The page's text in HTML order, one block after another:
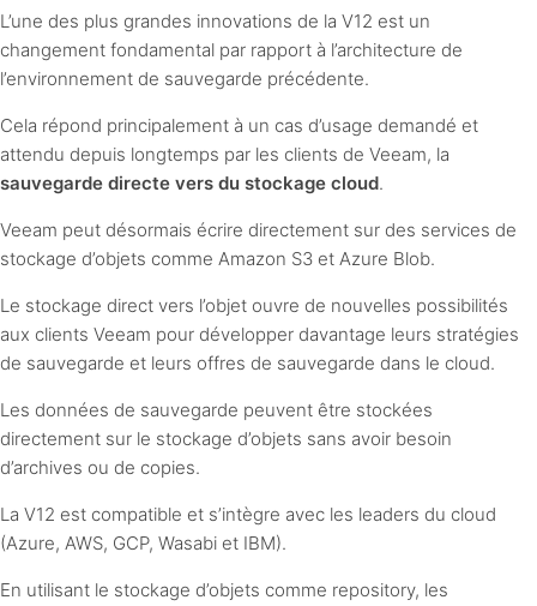
L’une des plus grandes innovations de la V12 est un
changement fondamental par rapport à l’architecture de
l’environnement de sauvegarde précédente.
Cela répond principalement à un cas d’usage demandé et
attendu depuis longtemps par les clients de Veeam, la
sauvegarde directe vers du stockage cloud.
Veeam peut désormais écrire directement sur des services de
stockage d’objets comme Amazon S3 et Azure Blob.
Le stockage direct vers l’objet ouvre de nouvelles possibilités
aux clients Veeam pour développer davantage leurs stratégies
de sauvegarde et leurs offres de sauvegarde dans le cloud.
Les données de sauvegarde peuvent être stockées
directement sur le stockage d’objets sans avoir besoin
d’archives ou de copies.
La V12 est compatible et s’intègre avec les leaders du cloud
(Azure, AWS, GCP, Wasabi et IBM).
En utilisant le stockage d’objets comme repository, les